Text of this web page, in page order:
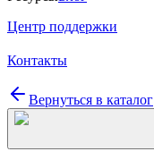
Центр поддержки
Контакты
Вернуться в каталог